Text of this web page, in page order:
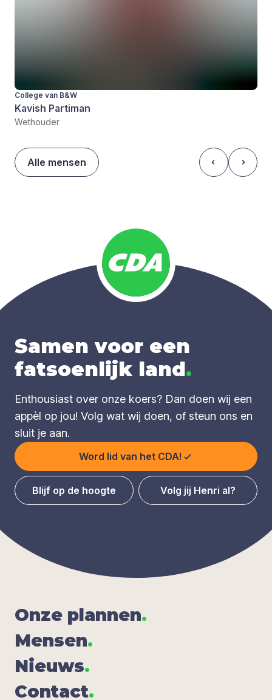
College van B&W
Kavish Partiman
Wethouder
Alle mensen
Samen voor een
fatsoenlijk land.
Enthousiast over onze koers? Dan doen wij een
appèl op jou! Volg wat wij doen, of steun ons en
sluit je aan.
Word lid van het CDA!
Blijf op de hoogte Volg jij Henri al?
Onze plan­nen.
Men­sen.
Nieuws.
Con­tact.